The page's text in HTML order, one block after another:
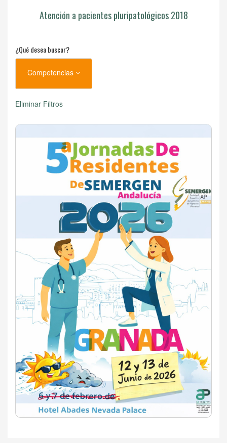
Atención a pacientes pluripatológicos 2018
¿Qué desea buscar?
Competencias
Eliminar Filtros